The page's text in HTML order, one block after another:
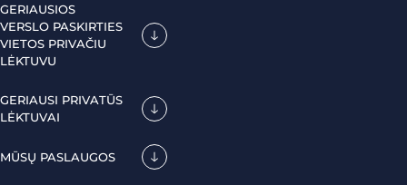
GERIAUSIOS
VERSLO PASKIRTIES
VIETOS PRIVAČIU
LĖKTUVU
GERIAUSI PRIVATŪS
LĖKTUVAI
MŪSŲ PASLAUGOS